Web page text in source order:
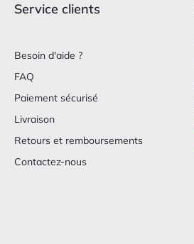
Service clients
Besoin d'aide ?
FAQ
Paiement sécurisé
Livraison
Retours et remboursements
Contactez-nous